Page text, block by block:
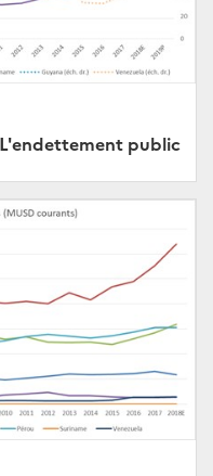
L'endettement public